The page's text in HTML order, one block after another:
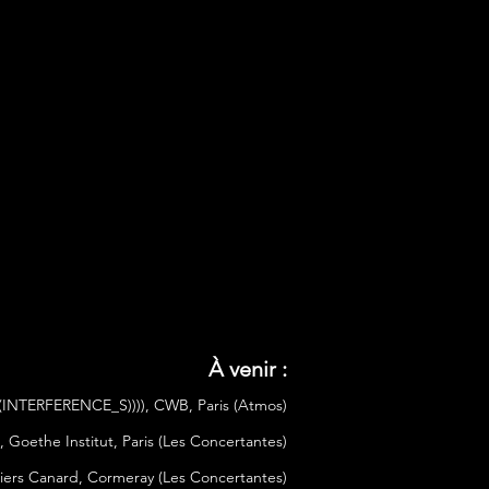
À venir :
CWB, Paris (Atmos)
Goethe Institut, Paris (Les Concertantes)
Canard, Cormeray (Les Concertantes)